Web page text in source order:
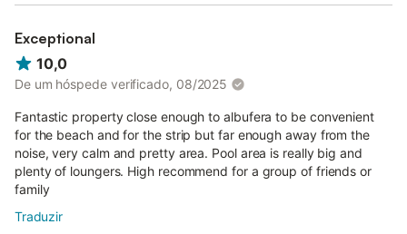
Exceptional
10,0
De um hóspede verificado, 08/2025
Fantastic property close enough to albufera to be convenient
for the beach and for the strip but far enough away from the
noise, very calm and pretty area. Pool area is really big and
plenty of loungers. High recommend for a group of friends or
family
Traduzir